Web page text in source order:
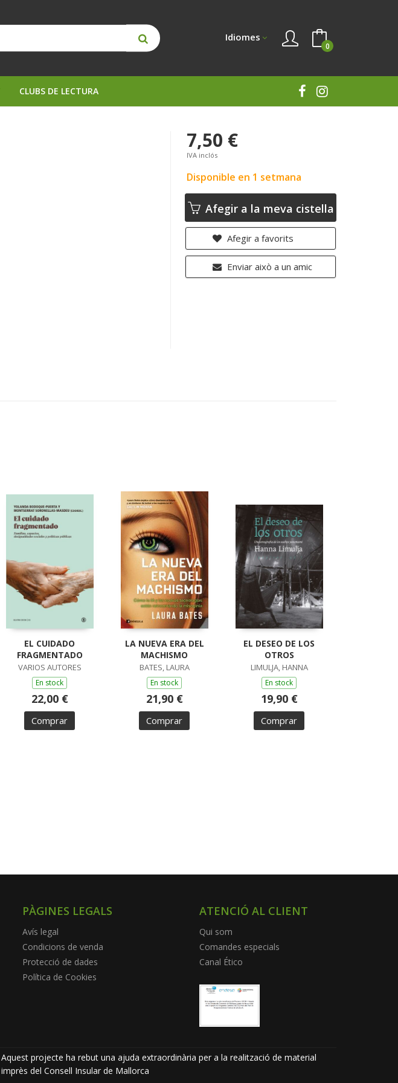
Idiomes
0
CLUBS DE LECTURA
7,50 €
IVA inclós
Disponible en 1 setmana
Afegir a la meva cistella
Afegir a favorits
Enviar això a un amic
EL CUIDADO
FRAGMENTADO
VARIOS AUTORES
En stock
22,00 €
Comprar
LA NUEVA ERA DEL
MACHISMO
BATES, LAURA
En stock
21,90 €
Comprar
EL DESEO DE LOS
OTROS
LIMULJA, HANNA
En stock
19,90 €
Comprar
PÀGINES LEGALS
Avís legal
Condicions de venda
Protecció de dades
Política de Cookies
ATENCIÓ AL CLIENT
Qui som
Comandes especials
Canal Ético
Aquest projecte ha rebut una ajuda extraordinària per a la realització de material
imprès del Consell Insular de Mallorca